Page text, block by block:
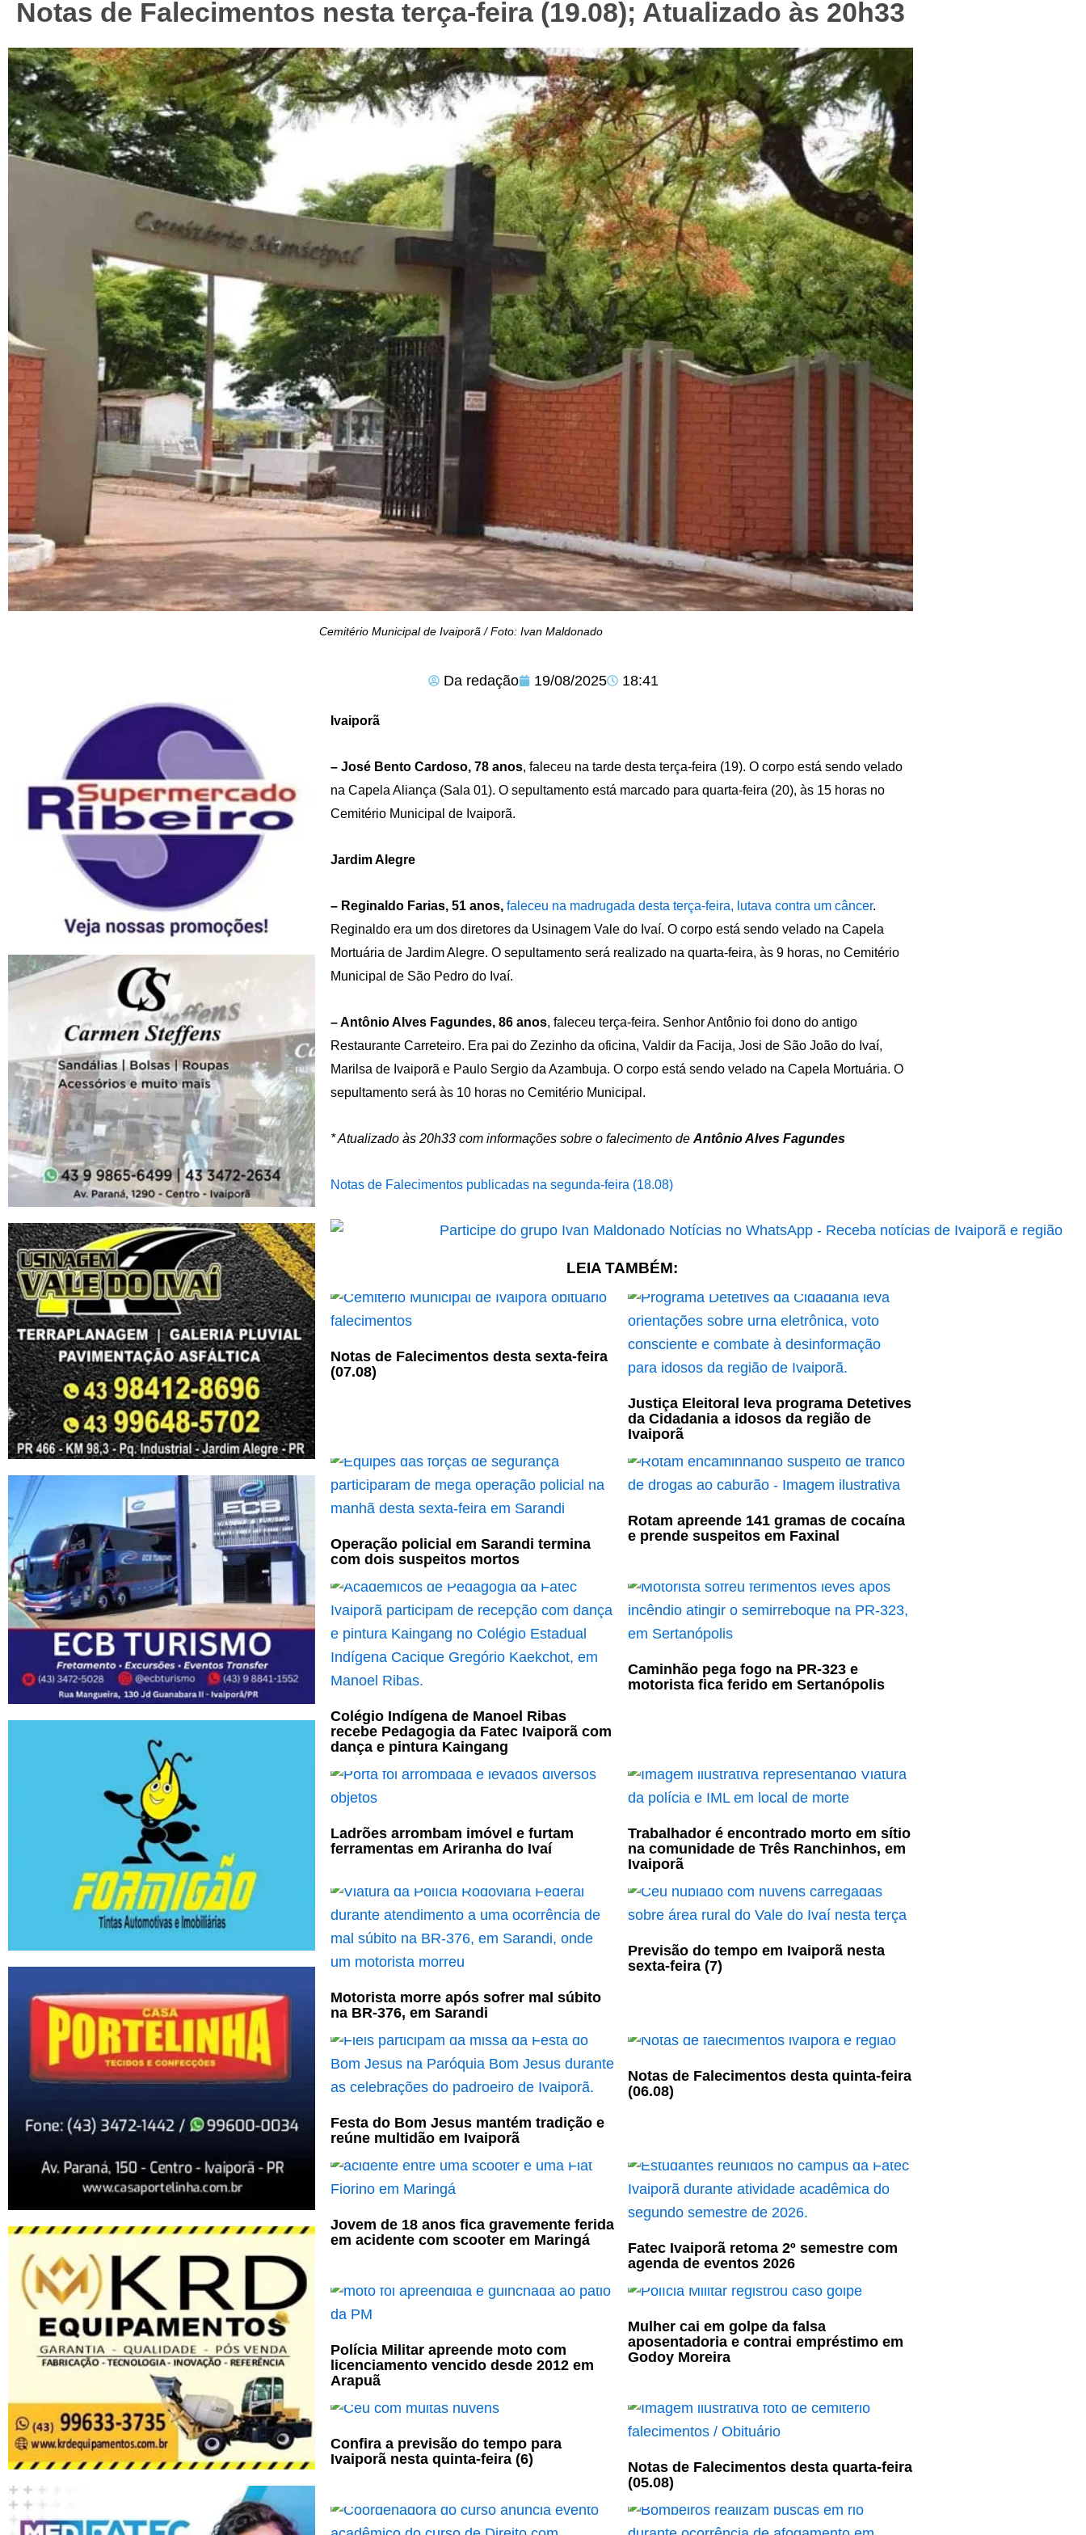
Notas de Falecimentos nesta terça-feira (19.08); Atualizado às 20h33
Cemitério Municipal de Ivaiporã / Foto: Ivan Maldonado
Da redação 19/08/2025 18:41
Ivaiporã
– José Bento Cardoso, 78 anos, faleceu na tarde desta terça-feira (19). O corpo está sendo velado
na Capela Aliança (Sala 01). O sepultamento está marcado para quarta-feira (20), às 15 horas no
Cemitério Municipal de Ivaiporã.
Jardim Alegre
– Reginaldo Farias, 51 anos, faleceu na madrugada desta terça-feira, lutava contra um câncer.
Reginaldo era um dos diretores da Usinagem Vale do Ivaí. O corpo está sendo velado na Capela
Mortuária de Jardim Alegre. O sepultamento será realizado na quarta-feira, às 9 horas, no Cemitério
Municipal de São Pedro do Ivaí.
– Antônio Alves Fagundes, 86 anos, faleceu terça-feira. Senhor Antônio foi dono do antigo
Restaurante Carreteiro. Era pai do Zezinho da oficina, Valdir da Facija, Josi de São João do Ivaí,
Marilsa de Ivaiporã e Paulo Sergio da Azambuja. O corpo está sendo velado na Capela Mortuária. O
sepultamento será às 10 horas no Cemitério Municipal.
* Atualizado às 20h33 com informações sobre o falecimento de Antônio Alves Fagundes
Notas de Falecimentos publicadas na segunda-feira (18.08)
LEIA TAMBÉM:
Notas de Falecimentos desta sexta-feira
(07.08)
Justiça Eleitoral leva programa Detetives
da Cidadania a idosos da região de
Ivaiporã
Operação policial em Sarandi termina
com dois suspeitos mortos
Rotam apreende 141 gramas de cocaína
e prende suspeitos em Faxinal
Colégio Indígena de Manoel Ribas
recebe Pedagogia da Fatec Ivaiporã com
dança e pintura Kaingang
Caminhão pega fogo na PR-323 e
motorista fica ferido em Sertanópolis
Ladrões arrombam imóvel e furtam
ferramentas em Ariranha do Ivaí
Trabalhador é encontrado morto em sítio
na comunidade de Três Ranchinhos, em
Ivaiporã
Motorista morre após sofrer mal súbito
na BR-376, em Sarandi
Previsão do tempo em Ivaiporã nesta
sexta-feira (7)
Festa do Bom Jesus mantém tradição e
reúne multidão em Ivaiporã
Notas de Falecimentos desta quinta-feira
(06.08)
Jovem de 18 anos fica gravemente ferida
em acidente com scooter em Maringá
Fatec Ivaiporã retoma 2º semestre com
agenda de eventos 2026
Polícia Militar apreende moto com
licenciamento vencido desde 2012 em
Arapuã
Mulher cai em golpe da falsa
aposentadoria e contrai empréstimo em
Godoy Moreira
Confira a previsão do tempo para
Ivaiporã nesta quinta-feira (6)
Notas de Falecimentos desta quarta-feira
(05.08)